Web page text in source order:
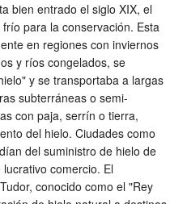
bien entrado el siglo XIX, el
para la conservación. Esta
en regiones con inviernos
y ríos congelados, se
y se transportaba a largas
subterráneas o semi-
con paja, serrín o tierra,
del hielo. Ciudades como
del suministro de hielo de
comercio. El
conocido como el "Rey